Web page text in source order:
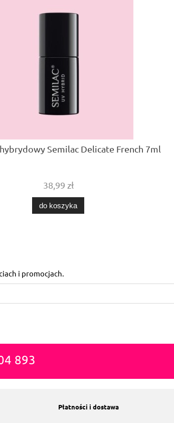
Semilac Delicate French 7ml
38,99 zł
do koszyka
i promocjach.
893
Płatności i dostawa